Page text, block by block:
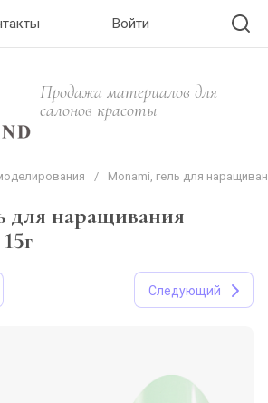
Войти
Продажа материалов для
салонов красоты
/ Monami, гель для
для наращивания
Следующий